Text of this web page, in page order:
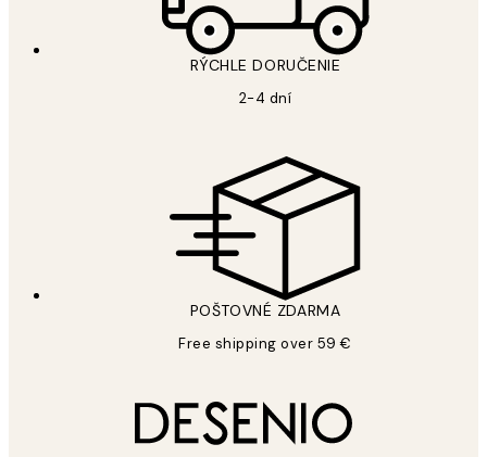
RÝCHLE DORUČENIE
2-4 dní
POŠTOVNÉ ZDARMA
Free shipping over 59 €